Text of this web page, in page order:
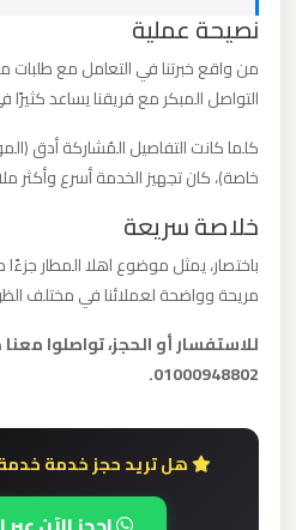
نصيحة عملية
من واقع خبرتنا في التعامل مع طلبات
التواصل المبكر مع فريقنا يساعد
كلما كانت التفاصيل المُشاركة أدق
خاصة)، كان تجهيز الخدمة أسرع وأكثر
خلاصة سريعة
باختصار، يمثل موضوع اهلا المطار جزءًا
مريحة وواضحة لعملائنا في مختلف
للاستفسار أو الحجز، تواصلوا
01000948802.
هل تريد حجز خدمة خدمة
مطار
القاهرة
اسكندرية
ليموزين
مطار
القاهرة
الدولي
ليموزين
مطار
القاهرة